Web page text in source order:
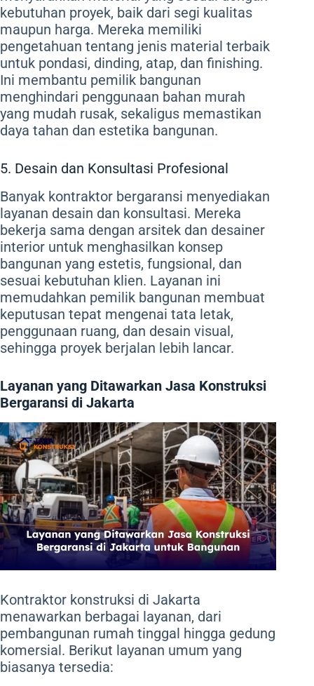
kebutuhan proyek, baik dari segi kualitas
maupun harga. Mereka memiliki
pengetahuan tentang jenis material terbaik
untuk pondasi, dinding, atap, dan finishing.
Ini membantu pemilik bangunan
menghindari penggunaan bahan murah
yang mudah rusak, sekaligus memastikan
daya tahan dan estetika bangunan.
5. Desain dan Konsultasi Profesional
Banyak kontraktor bergaransi menyediakan
layanan desain dan konsultasi. Mereka
bekerja sama dengan arsitek dan desainer
interior untuk menghasilkan konsep
bangunan yang estetis, fungsional, dan
sesuai kebutuhan klien. Layanan ini
memudahkan pemilik bangunan membuat
keputusan tepat mengenai tata letak,
penggunaan ruang, dan desain visual,
sehingga proyek berjalan lebih lancar.
Layanan yang Ditawarkan Jasa Konstruksi
Bergaransi di Jakarta
Kontraktor konstruksi di Jakarta
menawarkan berbagai layanan, dari
pembangunan rumah tinggal hingga gedung
komersial. Berikut layanan umum yang
biasanya tersedia: